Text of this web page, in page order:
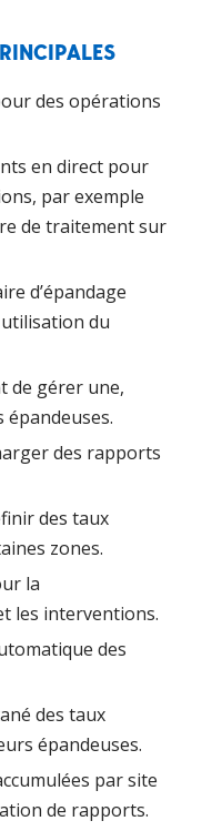
des opérations
en direct pour
par exemple
de traitement sur
d’épandage
du
de gérer une,
des rapports
des taux
zones.
la
les interventions.
des
des taux
épandeuses.
par site
de rapports.